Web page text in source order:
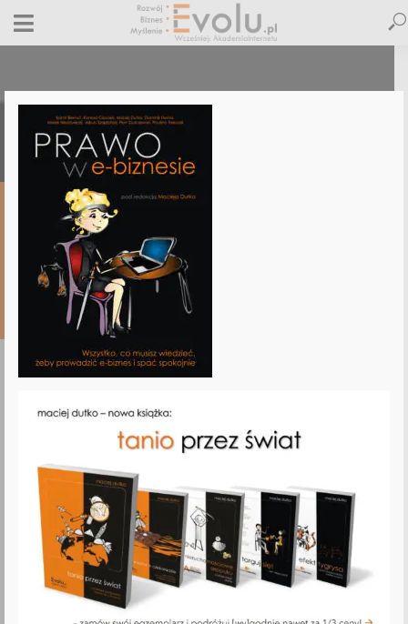
Prawo w e-biznesie – okładka
23 grudnia 2014 Dodaj komentarz
DODAJ
KOMENTARZ